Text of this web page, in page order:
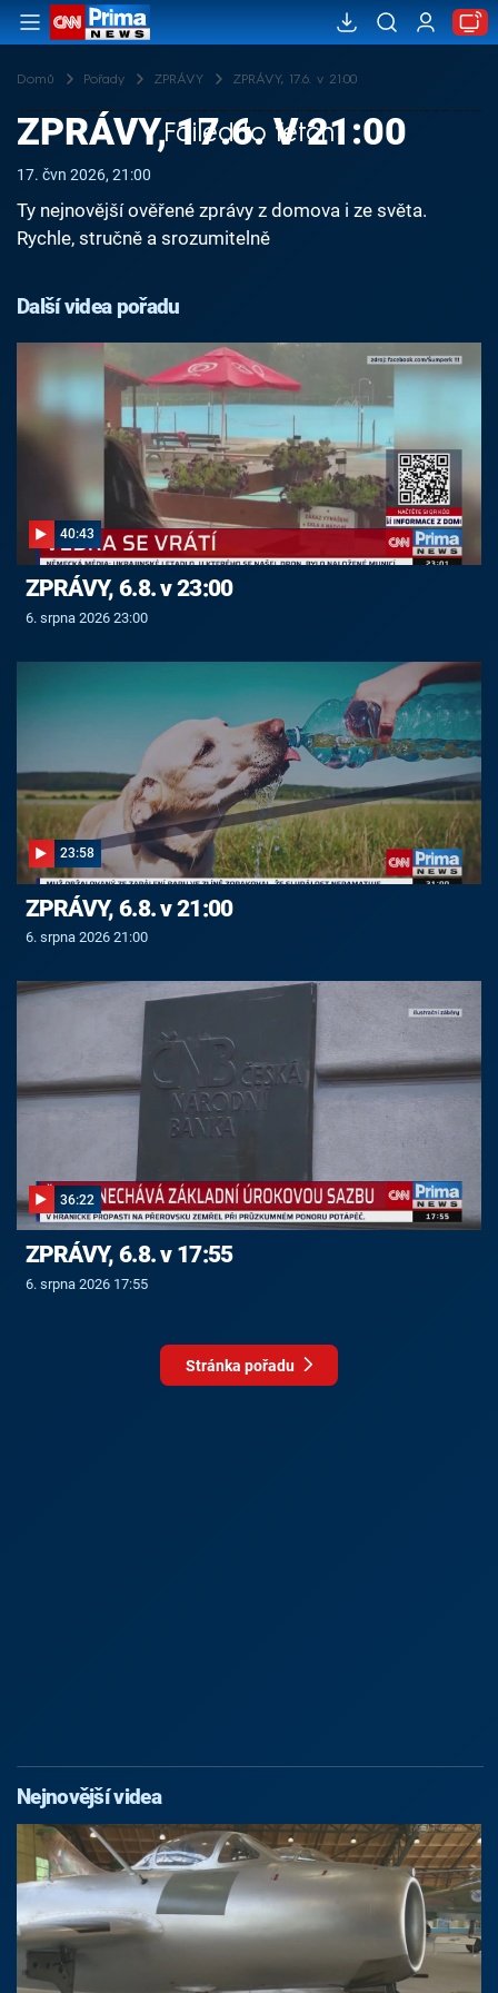
Domů Pořady ZPRÁVY ZPRÁVY, 17.6. v 21:00
Failed to fetch
ZPRÁVY, 17.6. V 21:00
17. čvn 2026, 21:00
Ty nejnovější ověřené zprávy z domova i ze světa.
Rychle, stručně a srozumitelně
Další videa pořadu
40:43
ZPRÁVY, 6.8. v 23:00
6. srpna 2026 23:00
23:58
ZPRÁVY, 6.8. v 21:00
6. srpna 2026 21:00
36:22
ZPRÁVY, 6.8. v 17:55
6. srpna 2026 17:55
Stránka pořadu
Nejnovější videa